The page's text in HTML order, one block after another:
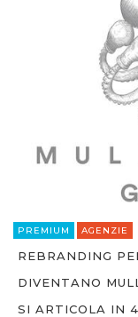
PREMIUM AGENZIE
REBRANDING
DIVENTANO
SI ARTICOLA IN